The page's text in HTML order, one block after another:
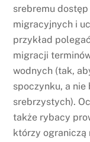
srebremu
migracyjnych i
przykład
migracji
wodnych (tak,
spoczynku, a
srebrzystych).
także rybacy
którzy ograniczą